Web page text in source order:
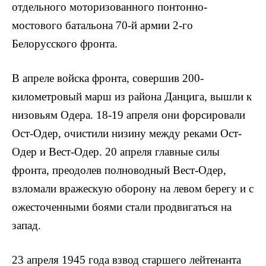
отдельного мото­ризованного понтонно-
мостового батальона 70-й армии 2-го
Белорусского фронта.
В апреле войска фронта, совершив 200-
километровый марш из района Данцига, вышли к
низовьям Одера. 18-19 апреля они форсировали
Ост-Одер, очистили низину между реками Ост-
Одер и Вест-Одер. 20 апреля главные силы
фронта, преодолев полноводный Вест-Одер,
взломали вражескую оборону на левом берегу и с
оже­сточенными боями стали продвигаться на
запад.
23 апреля 1945 года взвод старшего лейтенанта